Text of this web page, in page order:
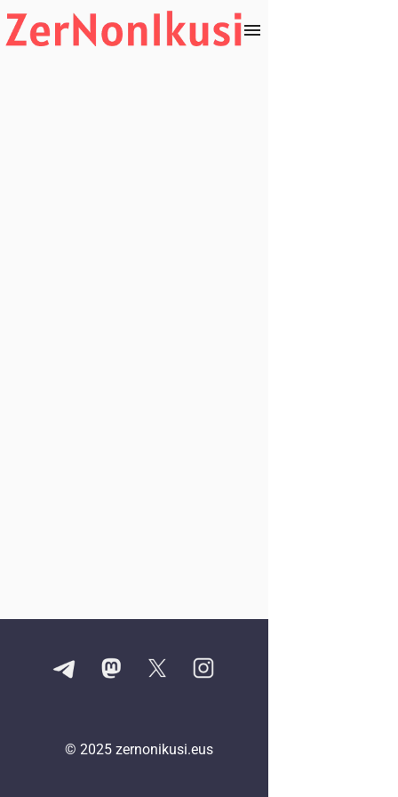
© 2025 zernonikusi.eus